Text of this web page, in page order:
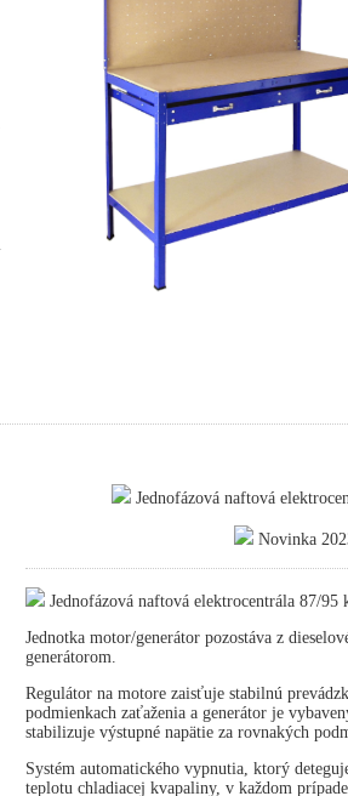
Jednofázová naftová
Novinka
Jednofázová naftová elektrocentrála 87/95
Jednotka motor/generátor pozostáva z
generátorom.
Regulátor na motore zaisťuje stabilnú
podmienkach zaťaženia a generátor je
stabilizuje výstupné napätie za rovnakých
Systém automatického vypnutia, ktorý
teplotu chladiacej kvapaliny, v každom